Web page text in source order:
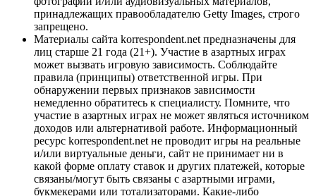
принадлежащих правообладателю Getty Images, строго
запрещено.
Материалы сайта korrespondent.net предназначены для
лиц старше 21 года (21+). Участие в азартных играх
может вызвать игровую зависимость. Соблюдайте
правила (принципы) ответственной игры. При
обнаружении первых признаков зависимости
немедленно обратитесь к специалисту. Помните, что
участие в азартных играх не может являться источником
доходов или альтернативой работе. Информационный
ресурс korrespondent.net не проводит игры на реальные
и/или виртуальные деньги, сайт не принимает ни в
какой форме оплату ставок и других платежей, которые
связаны/могут быть связаны с азартными играми,
букмекерами или тотализаторами. Какие-либо